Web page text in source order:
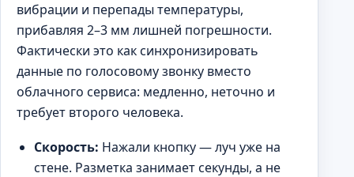
вибрации и перепады температуры,
прибавляя 2–3 мм лишней погрешности.
Фактически это как синхронизировать
данные по голосовому звонку вместо
облачного сервиса: медленно, неточно и
требует второго человека.
Скорость: Нажали кнопку — луч уже на
стене. Разметка занимает секунды, а не